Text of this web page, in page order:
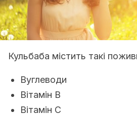
Кульбаба містить такі
Вуглеводи
Вітамін B
Вітамін С